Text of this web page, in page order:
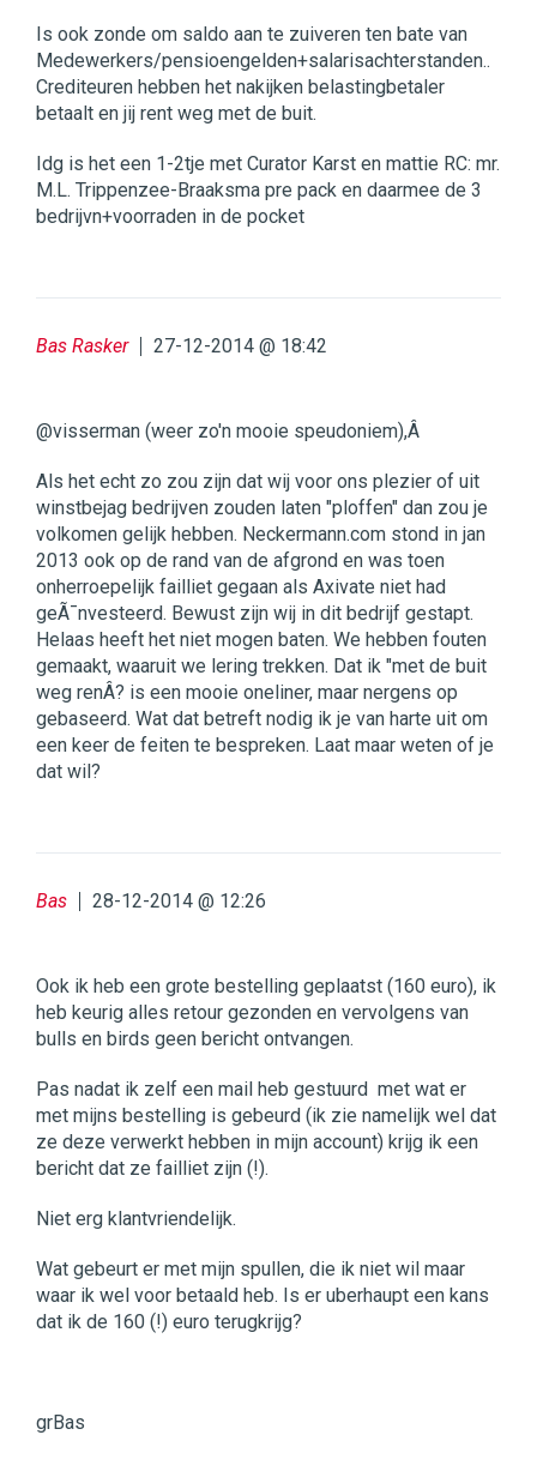
Is ook zonde om saldo aan te zuiveren ten bate van
Medewerkers/pensioengelden+salarisachterstanden..
Crediteuren hebben het nakijken belastingbetaler
betaalt en jij rent weg met de buit.
Idg is het een 1-2tje met Curator Karst en mattie RC: mr.
M.L. Trippenzee-Braaksma pre pack en daarmee de 3
bedrijvn+voorraden in de pocket
Bas Rasker 27-12-2014 @ 18:42
@visserman (weer zo'n mooie speudoniem),Â
Als het echt zo zou zijn dat wij voor ons plezier of uit
winstbejag bedrijven zouden laten "ploffen" dan zou je
volkomen gelijk hebben. Neckermann.com stond in jan
2013 ook op de rand van de afgrond en was toen
onherroepelijk failliet gegaan als Axivate niet had
geÃ¯nvesteerd. Bewust zijn wij in dit bedrijf gestapt.
Helaas heeft het niet mogen baten. We hebben fouten
gemaakt, waaruit we lering trekken. Dat ik "met de buit
weg renÂ? is een mooie oneliner, maar nergens op
gebaseerd. Wat dat betreft nodig ik je van harte uit om
een keer de feiten te bespreken. Laat maar weten of je
dat wil?
Bas 28-12-2014 @ 12:26
Ook ik heb een grote bestelling geplaatst (160 euro), ik
heb keurig alles retour gezonden en vervolgens van
bulls en birds geen bericht ontvangen.
Pas nadat ik zelf een mail heb gestuurd met wat er
met mijns bestelling is gebeurd (ik zie namelijk wel dat
ze deze verwerkt hebben in mijn account) krijg ik een
bericht dat ze failliet zijn (!).
Niet erg klantvriendelijk.
Wat gebeurt er met mijn spullen, die ik niet wil maar
waar ik wel voor betaald heb. Is er uberhaupt een kans
dat ik de 160 (!) euro terugkrijg?
grBas